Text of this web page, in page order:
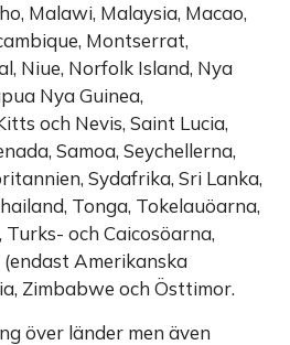
Malawi, Malaysia, Macao,
Montserrat,
Niue, Norfolk Island, Nya
Nya Guinea,
och Nevis, Saint Lucia,
Samoa, Seychellerna,
Sydafrika, Sri Lanka,
Tonga, Tokelauöarna,
och Caicosöarna,
(endast Amerikanska
Zimbabwe och Östtimor.
över länder men även